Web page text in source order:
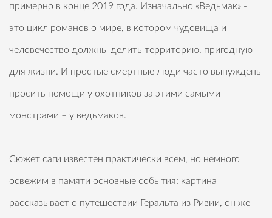
примерно в конце 2019 года. Изначально «Ведьмак» -
это цикл романов о мире, в котором чудовища и
человечество должны делить территорию, пригодную
для жизни. И простые смертные люди часто вынуждены
просить помощи у охотников за этими самыми
монстрами – у ведьмаков.
Сюжет саги известен практически всем, но немного
освежим в памяти основные события: картина
рассказывает о путешествии Геральта из Ривии, он же